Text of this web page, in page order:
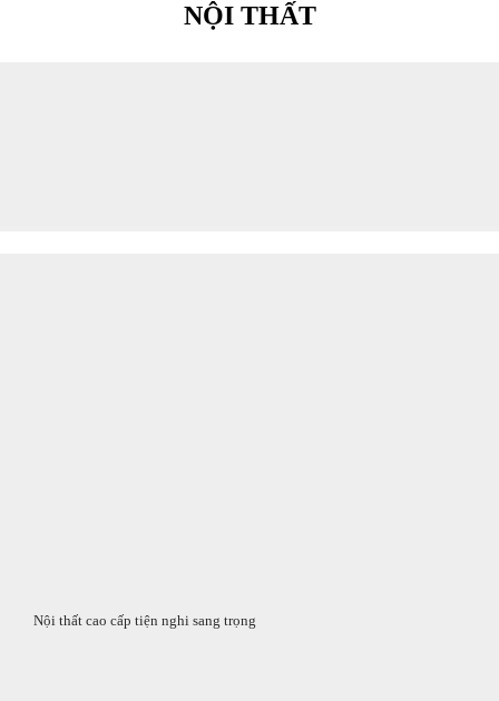
NỘI THẤT
Nội thất cao cấp tiện nghi sang trọng